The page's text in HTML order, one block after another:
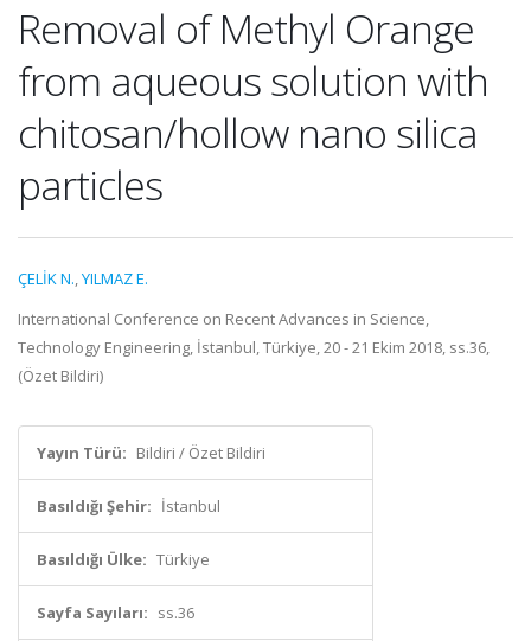
Removal of Methyl Orange
from aqueous solution with
chitosan/hollow nano silica
particles
ÇELİK N.,YILMAZ E.
International Conference on Recent Advances in Science,
Technology Engineering, İstanbul, Türkiye, 20 - 21 Ekim 2018, ss.36,
(Özet Bildiri)
Yayın Türü: Bildiri / Özet Bildiri
Basıldığı Şehir: İstanbul
Basıldığı Ülke: Türkiye
Sayfa Sayıları: ss.36